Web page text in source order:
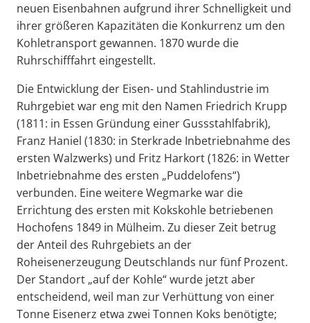
neuen Eisenbahnen aufgrund ihrer Schnelligkeit und
ihrer größeren Kapazitäten die Konkurrenz um den
Kohletransport gewannen. 1870 wurde die
Ruhrschifffahrt eingestellt.
Die Entwicklung der Eisen- und Stahlindustrie im
Ruhrgebiet war eng mit den Namen Friedrich Krupp
(1811: in Essen Gründung einer Gussstahlfabrik),
Franz Haniel (1830: in Sterkrade Inbetriebnahme des
ersten Walzwerks) und Fritz Harkort (1826: in Wetter
Inbetriebnahme des ersten „Puddelofens“)
verbunden. Eine weitere Wegmarke war die
Errichtung des ersten mit Kokskohle betriebenen
Hochofens 1849 in Mülheim. Zu dieser Zeit betrug
der Anteil des Ruhrgebiets an der
Roheisenerzeugung Deutschlands nur fünf Prozent.
Der Standort „auf der Kohle“ wurde jetzt aber
entscheidend, weil man zur Verhüttung von einer
Tonne Eisenerz etwa zwei Tonnen Koks benötigte;